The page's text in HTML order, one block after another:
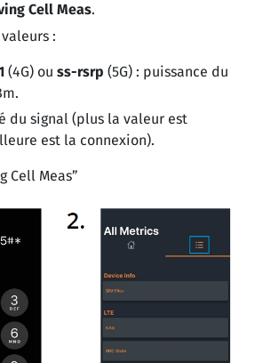
Cell Meas.
:
(4G) ouss-rsrp (5G) : puissance du
du signal (plus la valeur est
est la connexion).
Cell Meas”